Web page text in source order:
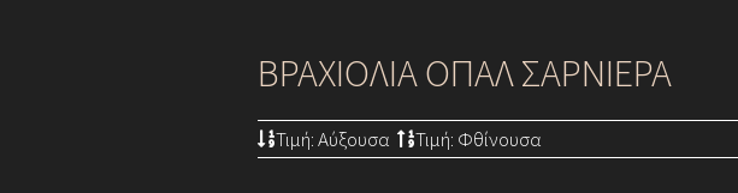
ΒΡΑΧΙΟΛΙΑ ΟΠΑΛ ΣΑΡΝΙΕΡΑ
Τιμή: Αύξουσα Τιμή: Φθίνουσα